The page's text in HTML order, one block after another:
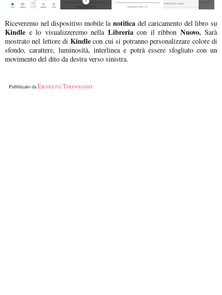
Riceveremo nel dispositivo mobile lanotifica del caricamento del libro su
Kindle e lo visualizzeremo nella Libreriacon il ribbon Nuovo. Sarà
mostrato nel lettore di Kindlecon cui si potranno personalizzare colore di
sfondo, carattere, luminosità, interlinea e potrà essere sfogliato con un
movimento del dito da destra verso sinistra.
Pubblicato daErnesto Tirinnanzi